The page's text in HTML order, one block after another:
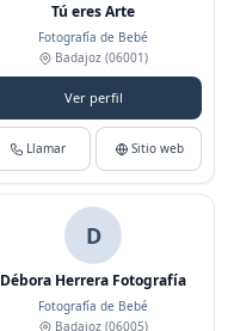
Tú eres Arte
Fotografía de Bebé
Badajoz (06001)
Ver perfil
Llamar Sitio web
D
Débora Herrera Fotografía
Fotografía de Bebé
Badajoz (06005)